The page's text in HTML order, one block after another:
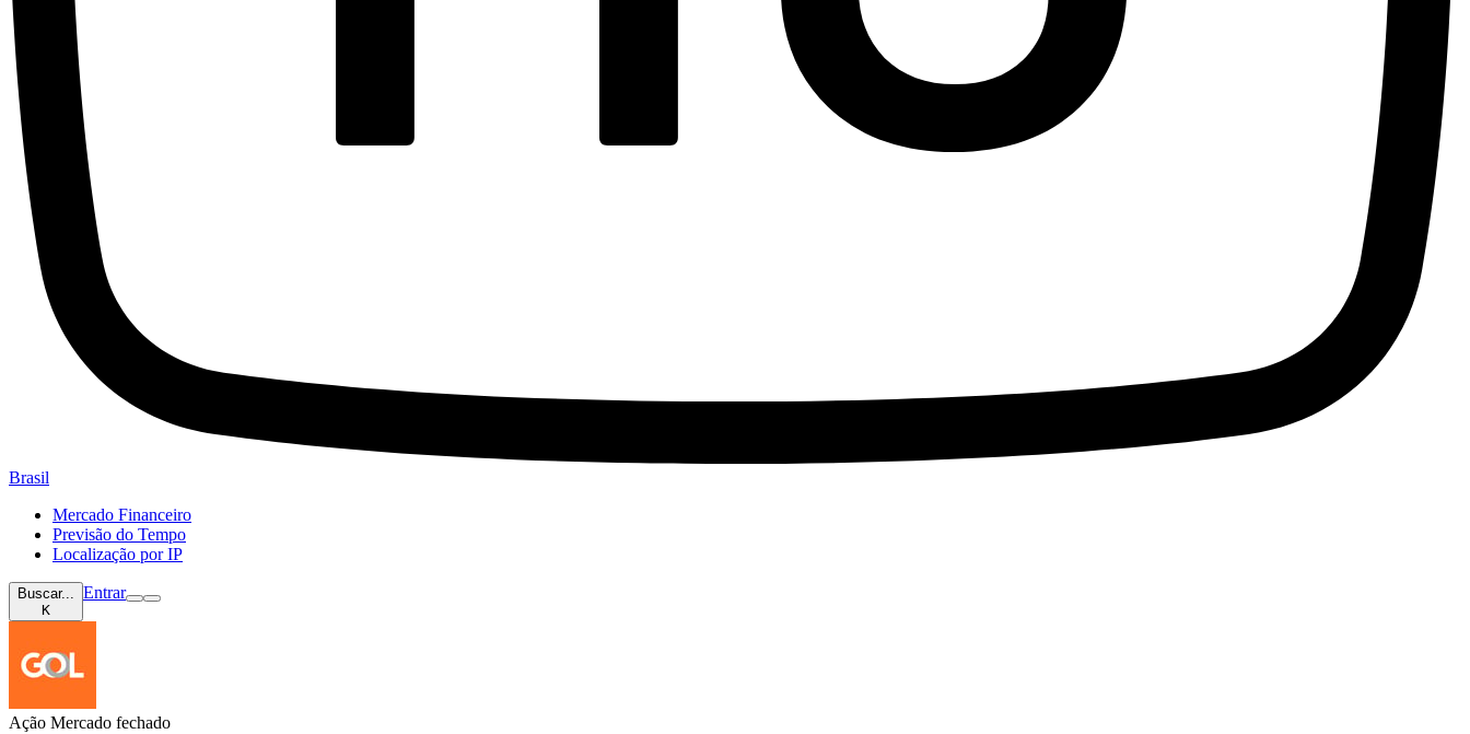
Brasil
Mercado Financeiro
Previsão do Tempo
Localização por IP
Buscar...
K
Entrar
Ação Mercado fechado